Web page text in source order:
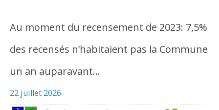
Au moment du recensement de 2023: 7,5%
des recensés n’habitaient pas la Commune
un an auparavant…
22 juillet 2026